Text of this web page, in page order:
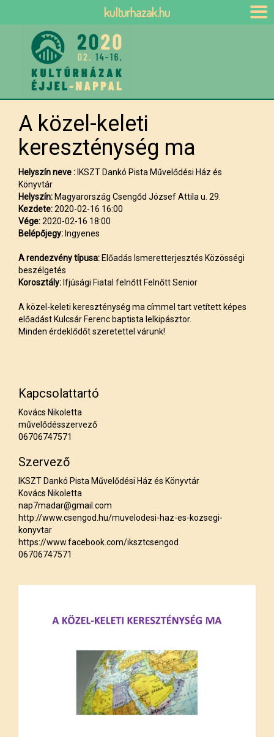
A közel-keleti
kereszténység ma
Helyszín neve : IKSZT Dankó Pista Művelődési Ház és
Könyvtár
Helyszín: Magyarország Csengőd József Attila u. 29.
Kezdete:2020-02-16 16:00
Vége:2020-02-16 18:00
Belépőjegy: Ingyenes
A rendezvény típusa: Előadás Ismeretterjesztés Közösségi
beszélgetés
Korosztály: Ifjúsági Fiatal felnőtt Felnőtt Senior
A közel-keleti kereszténység ma címmel tart vetített képes
előadást Kulcsár Ferenc baptista lelkipásztor.
Minden érdeklődőt szeretettel várunk!
Kapcsolattartó
Kovács Nikoletta
művelődésszervező
06706747571
Szervező
IKSZT Dankó Pista Művelődési Ház és Könyvtár
Kovács Nikoletta
nap7madar@gmail.com
http://www.csengod.hu/muvelodesi-haz-es-kozsegi-
konyvtar
https://www.facebook.com/iksztcsengod
06706747571
kulturhazak.hu